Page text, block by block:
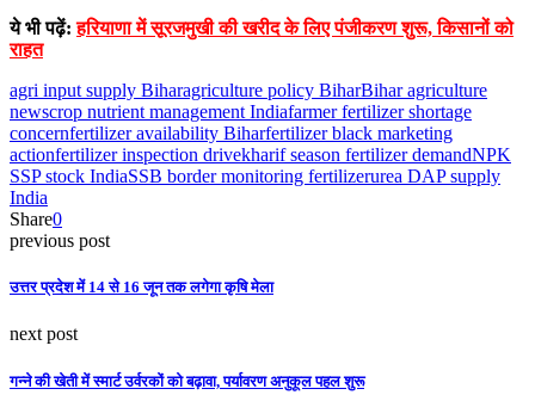
ये भी पढ़ें:हरियाणा में सूरजमुखी की खरीद के लिए पंजीकरण शुरू, किसानों को
राहत
agri input supply Biharagriculture policy BiharBihar agriculture
newscrop nutrient management Indiafarmer fertilizer shortage
concernfertilizer availability Biharfertilizer black marketing
actionfertilizer inspection drivekharif season fertilizer demandNPK
SSP stock IndiaSSB border monitoring fertilizerurea DAP supply
India
Share0
previous post
उत्तर प्रदेश में 14 से 16 जून तक लगेगा कृषि मेला
next post
गन्ने की खेती में स्मार्ट उर्वरकों को बढ़ावा, पर्यावरण अनुकूल पहल शुरू